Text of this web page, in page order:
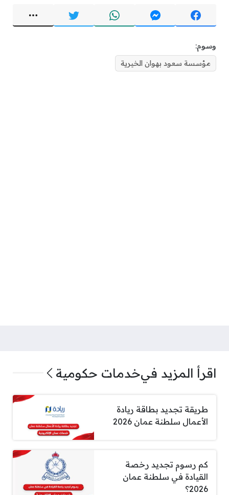
وسوم:
مؤسسة سعود بهوان الخيرية
اقرأ المزيد فيخدمات حكومية
طريقة تجديد بطاقة ريادة
الأعمال سلطنة عمان 2026
كم رسوم تجديد رخصة
القيادة في سلطنة عمان
2026؟